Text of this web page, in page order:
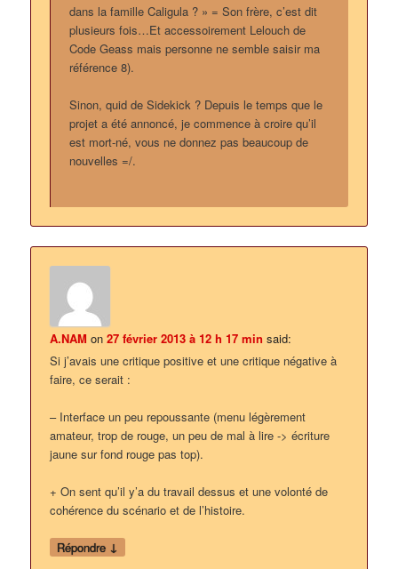
dans la famille Caligula ? » = Son frère, c’est dit
plusieurs fois…Et accessoirement Lelouch de
Code Geass mais personne ne semble saisir ma
référence 8).
Sinon, quid de Sidekick ? Depuis le temps que le
projet a été annoncé, je commence à croire qu’il
est mort-né, vous ne donnez pas beaucoup de
nouvelles =/.
A.NAM on27 février 2013 à 12 h 17 min said:
Si j’avais une critique positive et une critique négative à
faire, ce serait :
– Interface un peu repoussante (menu légèrement
amateur, trop de rouge, un peu de mal à lire -> écriture
jaune sur fond rouge pas top).
+ On sent qu’il y’a du travail dessus et une volonté de
cohérence du scénario et de l’histoire.
Répondre ↓